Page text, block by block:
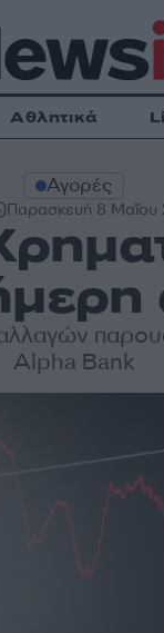
Αθλητικά
Αγορές
Παρασκευή 8 Μαΐου
Alpha Bank